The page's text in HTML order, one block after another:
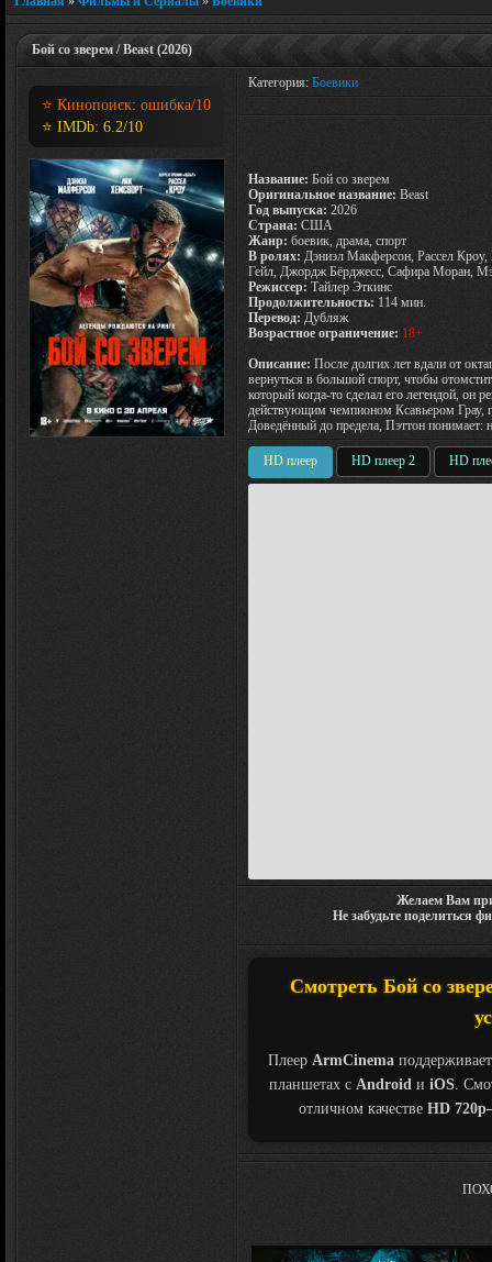
Бой со зверем / Beast (2026)
⭐ Кинопоиск: ошибка/10
⭐ IMDb: 6.2/10
Категория: Боевики
Название: Бой со зверем
Оригинальное название: Beast
Год выпуска: 2026
Страна: США
Жанр: боевик, драма, спорт
В ролях: Дэниэл Макферсон, Рассел
Гейл, Джордж Бёрджесс, Сафира Моран,
Режиссер: Тайлер Эткинс
Продолжительность: 114 мин.
Перевод: Дубляж
Возрастное ограничение: 18+
Описание: После долгих лет вдали от
вернуться в большой спорт, чтобы
который когда-то сделал его легендой, он
действующим чемпионом Ксавьером Грау,
Доведённый до предела, Пэттон понимает:
HD плеер HD плеер 2 HD
Желаем Вам
Не забудьте поделиться
Смотреть Бой со
Плеер ArmCinema
планшетах с Androidи iOS.
отличном качестве HD